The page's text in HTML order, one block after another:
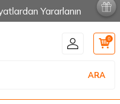
Yararlanın
ARA
0